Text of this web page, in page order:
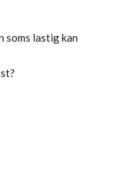
soms lastig kan